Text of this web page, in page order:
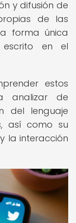
y difusión de
de las
forma única
en el
estos
analizar de
del lenguaje
así como su
la interacción